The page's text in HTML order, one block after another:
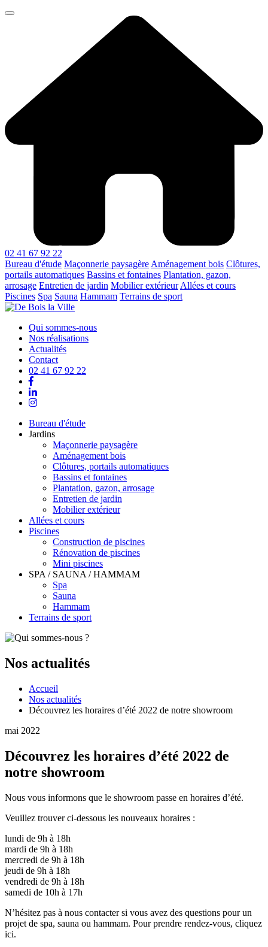
02 41 67 92 22
Bureau d'étude Maçonnerie paysagère Aménagement bois Clôtures,
portails automatiques Bassins et fontaines Plantation, gazon,
arrosage Entretien de jardin Mobilier extérieur Allées et cours
Piscines Spa Sauna Hammam Terrains de sport
Qui sommes-nous
Nos réalisations
Actualités
Contact
02 41 67 92 22
Bureau d'étude
Jardins
Maçonnerie paysagère
Aménagement bois
Clôtures, portails automatiques
Bassins et fontaines
Plantation, gazon, arrosage
Entretien de jardin
Mobilier extérieur
Allées et cours
Piscines
Construction de piscines
Rénovation de piscines
Mini piscines
SPA / SAUNA / HAMMAM
Spa
Sauna
Hammam
Terrains de sport
Nos actualités
Accueil
Nos actualités
Découvrez les horaires d’été 2022 de notre showroom
mai 2022
Découvrez les horaires d’été 2022 de
notre showroom
Nous vous informons que le showroom passe en horaires d’été.
Veuillez trouver ci-dessous les nouveaux horaires :
lundi de 9h à 18h
mardi de 9h à 18h
mercredi de 9h à 18h
jeudi de 9h à 18h
vendredi de 9h à 18h
samedi de 10h à 17h
N’hésitez pas à nous contacter si vous avez des questions pour un
projet de spa, sauna ou hammam. Pour prendre rendez-vous, cliquez
ici.